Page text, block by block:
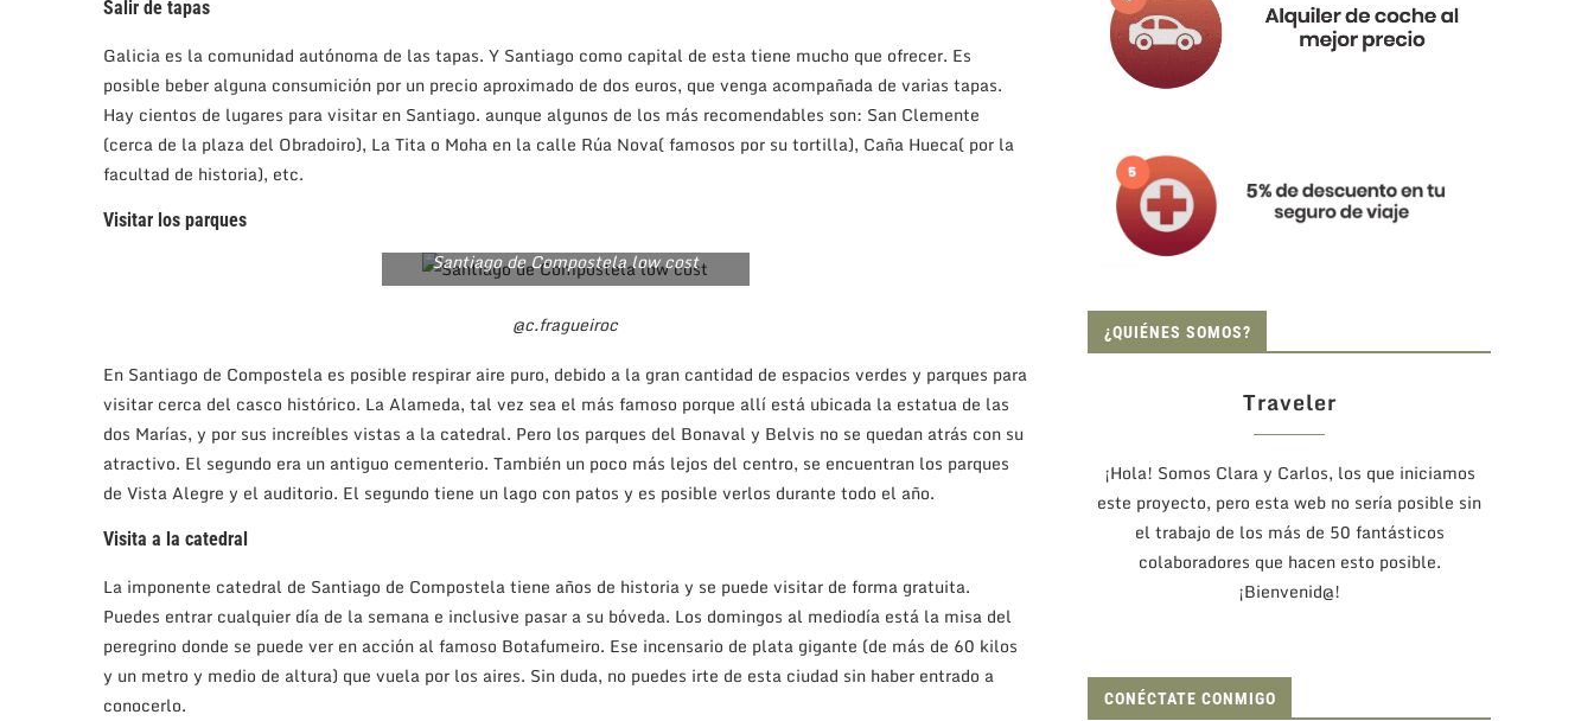
Salir de tapas
Galicia es la comunidad autónoma de las tapas. Y Santiago como capital de esta tiene mucho que ofrecer. Es
posible beber alguna consumición por un precio aproximado de dos euros, que venga acompañada de varias tapas.
Hay cientos de lugares para visitar en Santiago. aunque algunos de los más recomendables son: San Clemente
(cerca de la plaza del Obradoiro), La Tita o Moha en la calle Rúa Nova( famosos por su tortilla), Caña Hueca( por la
facultad de historia), etc.
Visitar los parques
Santiago de Compostela low cost
@c.fragueiroc
En Santiago de Compostela es posible respirar aire puro, debido a la gran cantidad de espacios verdes y parques para
visitar cerca del casco histórico. La Alameda, tal vez sea el más famoso porque allí está ubicada la estatua de las
dos Marías, y por sus increíbles vistas a la catedral. Pero los parques del Bonaval y Belvis no se quedan atrás con su
atractivo. El segundo era un antiguo cementerio. También un poco más lejos del centro, se encuentran los parques
de Vista Alegre y el auditorio. El segundo tiene un lago con patos y es posible verlos durante todo el año.
Visita a la catedral
La imponente catedral de Santiago de Compostela tiene años de historia y se puede visitar de forma gratuita.
Puedes entrar cualquier día de la semana e inclusive pasar a su bóveda. Los domingos al mediodía está la misa del
peregrino donde se puede ver en acción al famoso Botafumeiro. Ese incensario de plata gigante (de más de 60 kilos
y un metro y medio de altura) que vuela por los aires. Sin duda, no puedes irte de esta ciudad sin haber entrado a
conocerlo.
¿QUIÉNES SOMOS?
Traveler
¡Hola! Somos Clara y Carlos, los que iniciamos
este proyecto, pero esta web no sería posible sin
el trabajo de los más de 50 fantásticos
colaboradores que hacen esto posible.
¡Bienvenid@!
CONÉCTATE CONMIGO